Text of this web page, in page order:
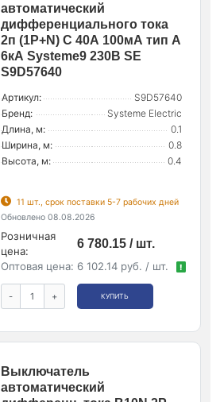
автоматический
дифференциального тока
2п (1P+N) C 40А 100мА тип A
6кА Systeme9 230В SE
S9D57640
Артикул:
S9D57640
Бренд:
Systeme Electric
Длина, м:
0.1
Ширина, м:
0.8
Высота, м:
0.4
11 шт., срок поставки 5-7 рабочих дней
Обновлено 08.08.2026
Розничная
цена:
6 780.15 / шт.
Оптовая цена: 6 102.14 руб. / шт. !
- + КУПИТЬ
Выключатель
автоматический